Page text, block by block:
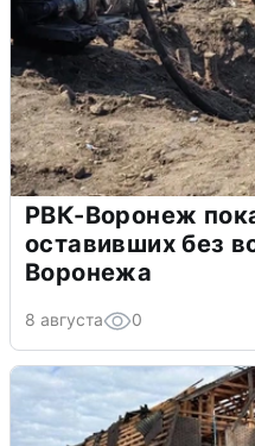
РВК-Воронеж
оставивших без
Воронежа
8 августа 0